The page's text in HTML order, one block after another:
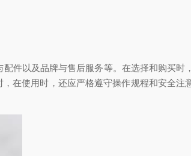
件以及品牌与售后服务等。在选择和购买时
在使用时，还应严格遵守操作规程和安全注